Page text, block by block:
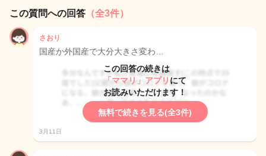
この質問への回答 （全3件）
さおり
国産か外国産で大分大きさ変わ…
この回答の続きは
「ママリ」アプリ にて
お読みいただけます！
無料で続きを見る(全3件)
3月11日